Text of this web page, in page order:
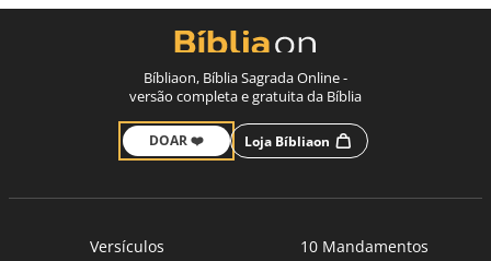
Bíbliaon, Bíblia Sagrada Online -
versão completa e gratuita da Bíblia
DOAR ❤️ Loja Bíbliaon
Versículos
10 Mandamentos